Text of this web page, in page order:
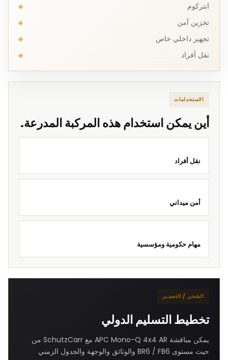
انتركوم
تخزين آمن
تجهيز داخلي خاص
نقل أفراد
الاستخدامات
أين يمكن استخدام هذه المركبة المدرعة.
نقل أفراد
أمن ميداني
مهام حكومية ومؤسسية
الشحن / التصدير
تخطيط التسليم الدولي
يمكن مناقشة APC Mono-Q 4x4 AR مع SchutzCarr من
حيث مستوى BR6 / FB6 والوثائق والوجهة والجدول الزمني